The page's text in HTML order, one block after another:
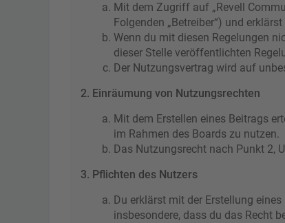
Mit dem Zugriff auf „Revell
Folgenden „Betreiber“) und
Wenn du mit diesen Regelungen
dieser Stelle veröffentlichten
Der Nutzungsvertrag wird auf
2. Einräumung von Nutzungsrechten
Mit dem Erstellen eines Beitrags
im Rahmen des Boards zu nutzen.
Das Nutzungsrecht nach Punkt 2,
3. Pflichten des Nutzers
Du erklärst mit der Erstellung
insbesondere, dass du das Recht